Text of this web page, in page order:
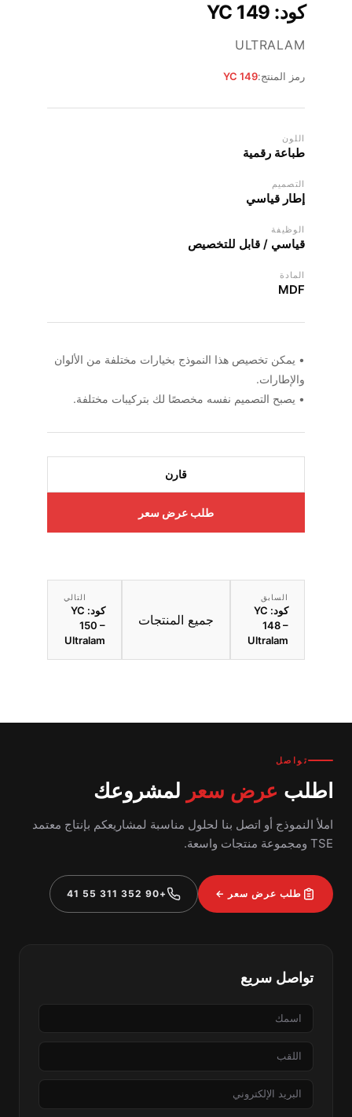
كود: YC 149
ULTRALAM
رمز المنتج:YC 149
اللون
طباعة رقمية
التصميم
إطار قياسي
الوظيفة
قياسي / قابل للتخصيص
المادة
MDF
• يمكن تخصيص هذا النموذج بخيارات مختلفة من الألوان
والإطارات.
• يصبح التصميم نفسه مخصصًا لك بتركيبات مختلفة.
قارن
طلب عرض سعر
السابق
كود: YC
148 –
Ultralam
جميع المنتجات
التالي
كود: YC
150 –
Ultralam
تواصل
اطلب عرض سعر لمشروعك
املأ النموذج أو اتصل بنا لحلول مناسبة لمشاريعكم بإنتاج معتمد
TSE ومجموعة منتجات واسعة.
طلب عرض سعر ← +90 352 311 55 41
تواصل سريع
الاسم
اللقب
البريد
الإلكتروني